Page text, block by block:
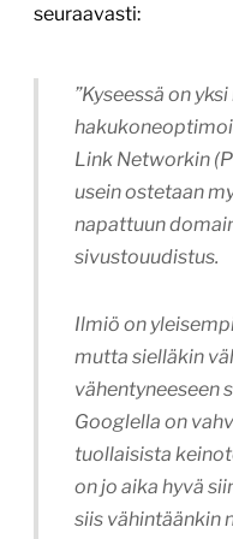
seuraavasti:
”Kyseessä on
Link Networkin
usein ostetaan
napattuun
sivustouudistus.
Ilmiö on
mutta sielläkin
vähentyneeseen
Googlella on
tuollaisista
on jo aika hyvä
siis vähintäänkin